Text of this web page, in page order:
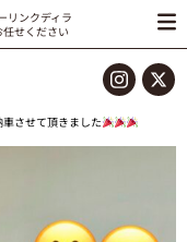
リンクディラ
せください
させて頂きました